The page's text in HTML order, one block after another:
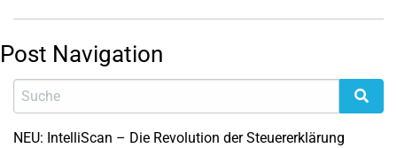
Post Navigation
NEU: IntelliScan – Die Revolution der Steuererklärung